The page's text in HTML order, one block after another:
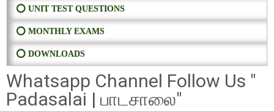
⭕ UNIT TEST QUESTIONS
⭕ MONTHLY EXAMS
⭕ DOWNLOADS
Whatsapp Channel Follow Us "
Padasalai | பாடசாலை"